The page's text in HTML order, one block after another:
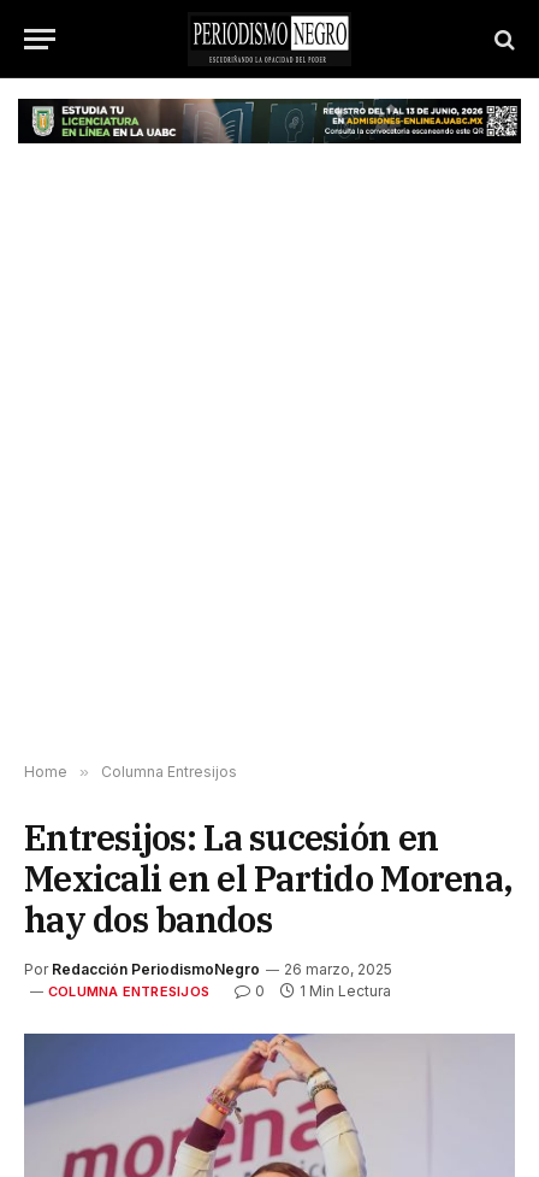
Home » Columna Entresijos
Entresijos: La sucesión en
Mexicali en el Partido Morena,
hay dos bandos
Por Redacción PeriodismoNegro 26 marzo, 2025
COLUMNA ENTRESIJOS 0 1 Min Lectura